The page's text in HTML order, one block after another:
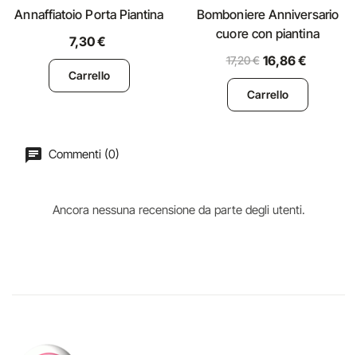
Annaffiatoio Porta Piantina
7,30 €
Carrello
Bomboniere Anniversario
cuore con piantina
17,20 € 16,86 €
Carrello
Commenti (0)
Ancora nessuna recensione da parte degli utenti.